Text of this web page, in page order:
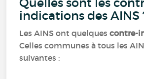
indications des AINS
Les AINS ont quelquescontre-
Celles communes à tous les
suivantes :